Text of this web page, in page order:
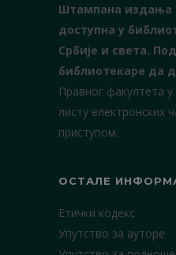
Штампана издања
доступна у
Србије и света.
библиотекаре да
Правног факултета у
листу електронских
приступом.
ОСТАЛЕ
Етички кодекс
Упутство за ауторе